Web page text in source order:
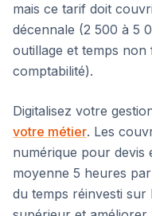
mais ce tarif doit
décennale (2 500 à 5
outillage et temps
comptabilité).
Digitalisez votre
votre métier. Les
numérique pour devis
moyenne 5 heures
du temps réinvesti